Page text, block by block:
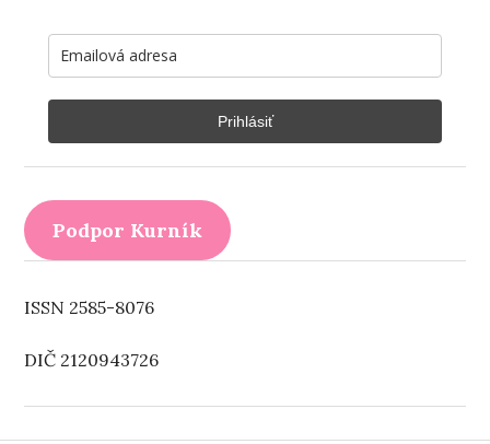
Prihlásiť
Podpor Kurník
ISSN 2585-8076
DIČ 2120943726